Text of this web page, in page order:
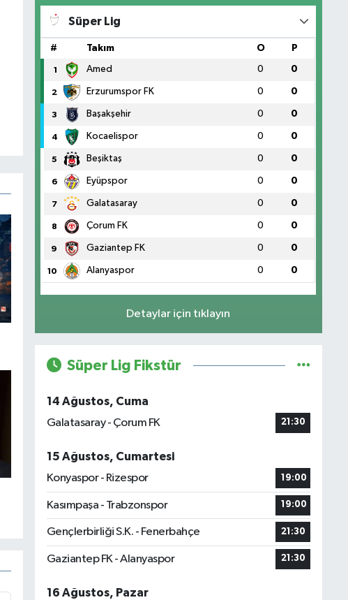
Süper Lig
# Takım O P
1 Amed 0 0
2 Erzurumspor FK 0 0
3 Başakşehir 0 0
4 Kocaelispor 0 0
5 Beşiktaş 0 0
6 Eyüpspor 0 0
7 Galatasaray 0 0
8 Çorum FK 0 0
9 Gaziantep FK 0 0
10 Alanyaspor 0 0
Detaylar için tıklayın
Süper Lig Fikstür
14 Ağustos, Cuma
Galatasaray - Çorum FK
21:30
15 Ağustos, Cumartesi
Konyaspor - Rizespor
19:00
Kasımpaşa - Trabzonspor 19:00
Gençlerbirliği S.K. - Fenerbahçe 21:30
Gaziantep FK - Alanyaspor 21:30
16 Ağustos, Pazar